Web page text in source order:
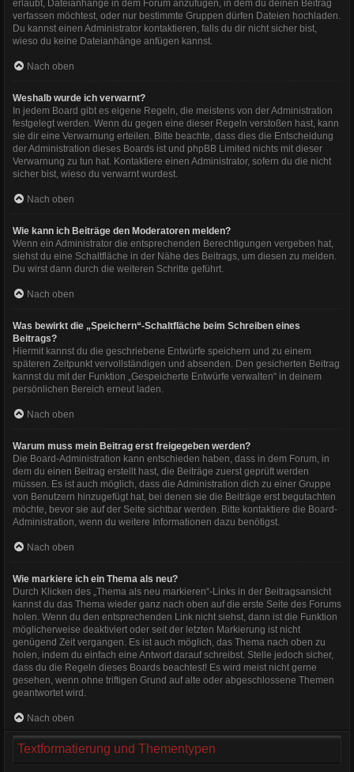
erlaubt, Dateianhänge in dem Forum anzufügen, in dem du deinen Beitrag
verfassen möchtest, oder nur bestimmte Gruppen dürfen Dateien hochladen.
Du kannst einen Administrator kontaktieren, falls du dir nicht sicher bist,
wieso du keine Dateianhänge anfügen kannst.
Nach oben
Weshalb wurde ich verwarnt?
In jedem Board gibt es eigene Regeln, die meistens von der Administration
festgelegt werden. Wenn du gegen eine dieser Regeln verstoßen hast, kann
sie dir eine Verwarnung erteilen. Bitte beachte, dass dies die Entscheidung
der Administration dieses Boards ist und phpBB Limited nichts mit dieser
Verwarnung zu tun hat. Kontaktiere einen Administrator, sofern du die nicht
sicher bist, wieso du verwarnt wurdest.
Nach oben
Wie kann ich Beiträge den Moderatoren melden?
Wenn ein Administrator die entsprechenden Berechtigungen vergeben hat,
siehst du eine Schaltfläche in der Nähe des Beitrags, um diesen zu melden.
Du wirst dann durch die weiteren Schritte geführt.
Nach oben
Was bewirkt die „Speichern“-Schaltfläche beim Schreiben eines
Beitrags?
Hiermit kannst du die geschriebene Entwürfe speichern und zu einem
späteren Zeitpunkt vervollständigen und absenden. Den gesicherten Beitrag
kannst du mit der Funktion „Gespeicherte Entwürfe verwalten“ in deinem
persönlichen Bereich erneut laden.
Nach oben
Warum muss mein Beitrag erst freigegeben werden?
Die Board-Administration kann entschieden haben, dass in dem Forum, in
dem du einen Beitrag erstellt hast, die Beiträge zuerst geprüft werden
müssen. Es ist auch möglich, dass die Administration dich zu einer Gruppe
von Benutzern hinzugefügt hat, bei denen sie die Beiträge erst begutachten
möchte, bevor sie auf der Seite sichtbar werden. Bitte kontaktiere die Board-
Administration, wenn du weitere Informationen dazu benötigst.
Nach oben
Wie markiere ich ein Thema als neu?
Durch Klicken des „Thema als neu markieren“-Links in der Beitragsansicht
kannst du das Thema wieder ganz nach oben auf die erste Seite des Forums
holen. Wenn du den entsprechenden Link nicht siehst, dann ist die Funktion
möglicherweise deaktiviert oder seit der letzten Markierung ist nicht
genügend Zeit vergangen. Es ist auch möglich, das Thema nach oben zu
holen, indem du einfach eine Antwort darauf schreibst. Stelle jedoch sicher,
dass du die Regeln dieses Boards beachtest! Es wird meist nicht gerne
gesehen, wenn ohne triftigen Grund auf alte oder abgeschlossene Themen
geantwortet wird.
Nach oben
Textformatierung und Thementypen